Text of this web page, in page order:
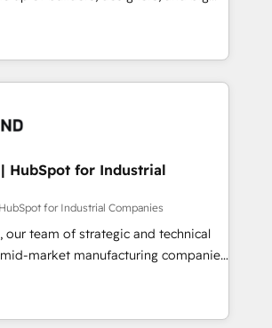
実行する組織への移行を設計・実装。
伴走支援 複数部門をまたぐDX×AI変
理を実行します。 ▸ CMS戦略設
獲得・CVR・SEOを前提にした情報設
・MAからの移行支援：Salesforce・
等からの移行、カスタム設計、履歴
設計まで。 ▸ AEO対応：ChatGPT・
strategy, design, and
fueled by curiosity—to turn
and challenges into meaningful
us, technology is more than just
That’s why we lean
that actually make a
HubSpot for Industrial
for Industrial Companies
our team of strategic and technical
market manufacturing companies
We specialize in delivering
that drive results by leveraging
and data to fuel success.